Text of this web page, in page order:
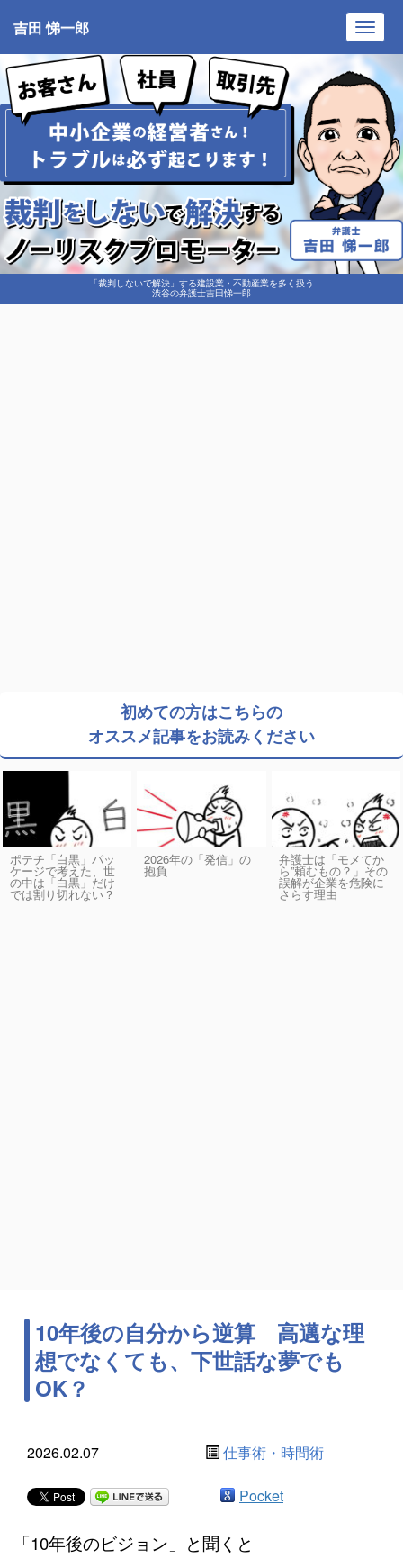
「裁判しないで解決」する建設業・不動産業を多く扱う
渋谷の弁護士吉田悌一郎
吉田 悌一郎
初めての方はこちらの
オススメ記事をお読みください
ポテチ「白黒」パッ
ケージで考えた、世
の中は「白黒」だけ
では割り切れない？
2026年の「発信」の
抱負
弁護士は「モメてか
ら”頼むもの？」その
誤解が企業を危険に
さらす理由
10年後の自分から逆算 高邁な理
想でなくても、下世話な夢でも
OK？
2026.02.07 仕事術・時間術
Pocket
「10年後のビジョン」と聞くと